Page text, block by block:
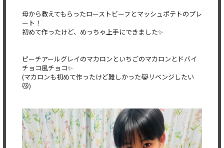
母から教えてもらったローストビーフとマッシュポテトのプレ
ート！
初めて作ったけど、めっちゃ上手にできました✨️
ピーチアールグレイのマカロンといちごのマカロンとドバイ
チョコ風チョコ✨️
(マカロンも初めて作ったけど難しかった😹リベンジしたい
😼)